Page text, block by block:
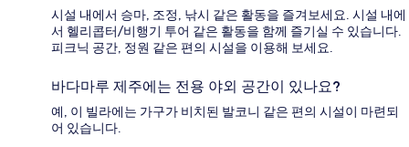
시설 내에서 승마, 조정, 낚시 같은 활동을 즐겨보세요. 시설 내에
서 헬리콥터/비행기 투어 같은 활동을 함께 즐기실 수 있습니다.
피크닉 공간, 정원 같은 편의 시설을 이용해 보세요.
바다마루 제주에는 전용 야외 공간이 있나요?
예, 이 빌라에는 가구가 비치된 발코니 같은 편의 시설이 마련되
어 있습니다.